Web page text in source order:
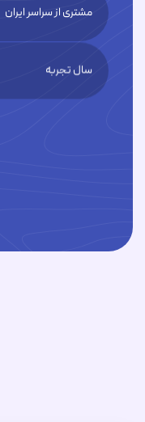
مشتری از سراسر ایران
سال تجربه